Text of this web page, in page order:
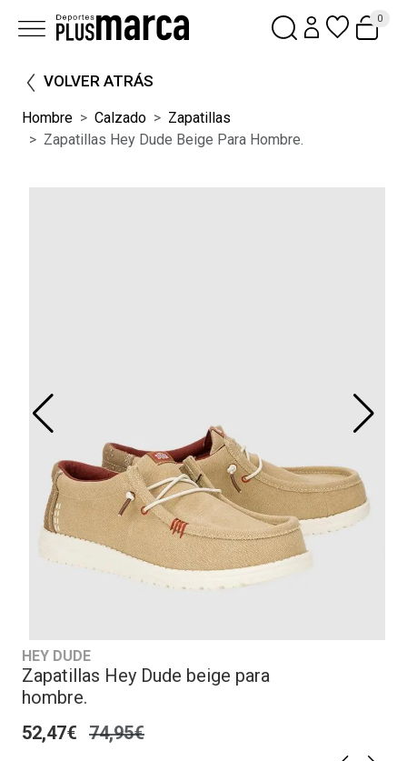
0
VOLVER ATRÁS
Hombre Calzado
Zapatillas
Zapatillas Hey Dude Beige Para Hombre.
HEY DUDE
Zapatillas Hey Dude beige para
hombre.
52,47€ 74,95€